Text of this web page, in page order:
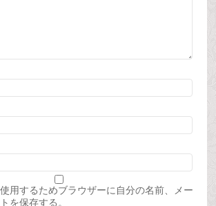
用するためブラウザーに自分の名前、メー
を保存する。